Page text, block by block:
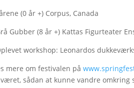
(0 år +) Corpus, Canada
Gubber (8 år +) Kattas Figurteater
workshop: Leonardos
mere om festivalen på
sådan at kunne vandre